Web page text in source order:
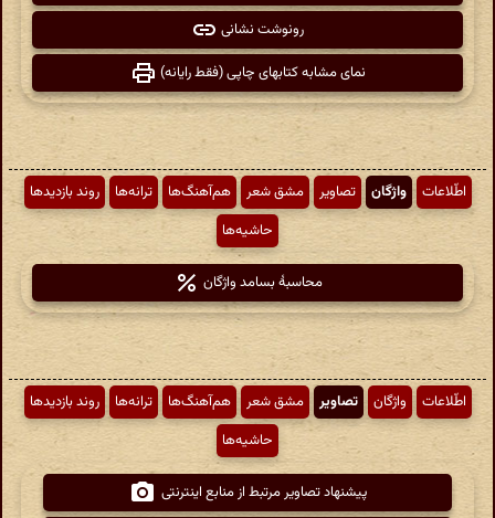
رونوشت نشانی
نمای مشابه کتابهای چاپی (فقط رایانه)
اطّلاعات واژگان تصاویر مشق شعر هم‌آهنگ‌ها ترانه‌ها
روند بازدیدها
حاشیه‌ها
محاسبهٔ بسامد واژگان
اطّلاعات واژگان تصاویر مشق شعر هم‌آهنگ‌ها ترانه‌ها
روند بازدیدها
حاشیه‌ها
پیشنهاد تصاویر مرتبط از منابع اینترنتی